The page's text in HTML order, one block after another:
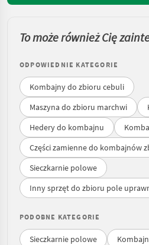
To może również Cię
ODPOWIEDNIE KATEGORIE
Kombajny do zbioru cebuli
Maszyna do zbioru marchwi
Hedery do kombajnu
Części zamienne do kombajnów
Sieczkarnie polowe
Inny sprzęt do zbioru pole
PODOBNE KATEGORIE
Sieczkarnie polowe